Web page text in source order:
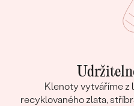
Klenoty vytváříme z
recyklovaného zlata,